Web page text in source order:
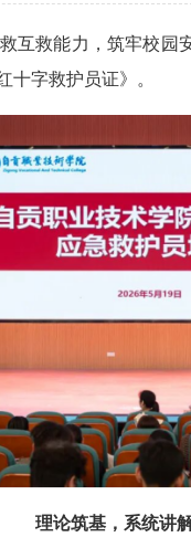
互救能力，筑牢校
十字救护员证》。
理论筑基，系统讲